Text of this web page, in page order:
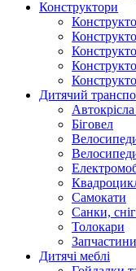
Конструктори
Дитячий
Біговел
Самокати
Санки,
Толокари
Запчастини
Дитячі меблі